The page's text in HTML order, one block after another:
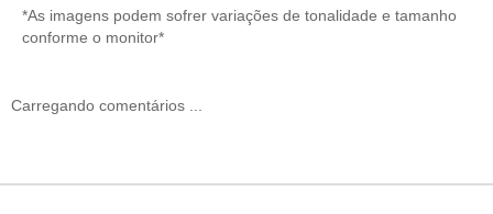
*As imagens podem sofrer variações de tonalidade e tamanho
conforme o monitor*
Carregando comentários ...